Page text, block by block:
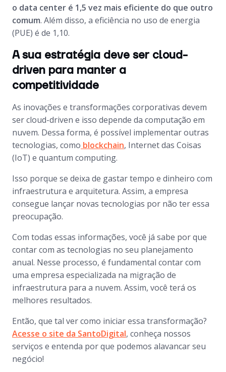
o data center é 1,5 vez mais eficiente do que outro
comum. Além disso, a eficiência no uso de energia
(PUE) é de 1,10.
A sua estratégia deve ser cloud-
driven para manter a
competitividade
As inovações e transformações corporativas devem
sercloud-driven e isso depende da computação em
nuvem. Dessa forma, é possível implementar outras
tecnologias, como blockchain, Internet das Coisas
(IoT) e quantum computing.
Isso porque se deixa de gastar tempo e dinheiro com
infraestrutura e arquitetura. Assim, a empresa
consegue lançar novas tecnologias por não ter essa
preocupação.
Com todas essas informações, você já sabe por que
contar com as tecnologias no seu planejamento
anual. Nesse processo, é fundamental contar com
uma empresa especializada na migração de
infraestrutura para a nuvem. Assim, você terá os
melhores resultados.
Então, que tal ver como iniciar essa transformação?
Acesse o site da SantoDigital, conheça nossos
serviços e entenda por que podemos alavancar seu
negócio!